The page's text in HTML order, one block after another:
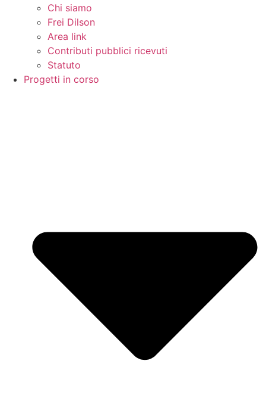
Chi siamo
Frei Dilson
Area link
Contributi pubblici ricevuti
Statuto
Progetti in corso